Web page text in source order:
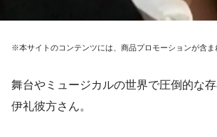
※本サイトのコンテンツには、商品プロモーションが含ま
舞台やミュージカルの世界で圧倒的な存
伊礼彼方さん。